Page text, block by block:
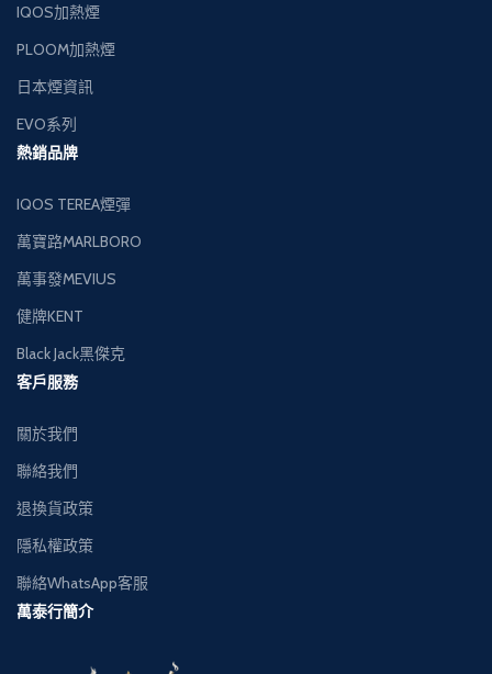
IQOS加熱煙
PLOOM加熱煙
日本煙資訊
EVO系列
熱銷品牌
IQOS TEREA煙彈
萬寶路MARLBORO
萬事發MEVIUS
健牌KENT
Black Jack黑傑克
客戶服務
關於我們
聯絡我們
退換貨政策
隱私權政策
聯絡WhatsApp客服
萬泰行簡介